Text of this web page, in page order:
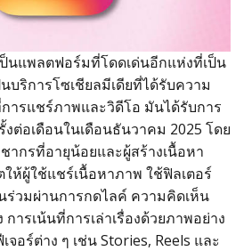
นแพลตฟอร์มที่โดดเด่นอีกแห่งที่เป็น
บริการโซเชียลมีเดียที่ได้รับความ
ารแชร์ภาพและวิดีโอ มันได้รับการ
ต่อเดือนในเดือนธันวาคม 2025 โดย
ากรที่อายุน้อยและผู้สร้างเนื้อหา
ห้ผู้ใช้แชร์เนื้อหาภาพ ใช้ฟิลเตอร์
ร่วมผ่านการกดไลค์ ความคิดเห็น
ารเน้นที่การเล่าเรื่องด้วยภาพอย่าง
จอร์ต่าง ๆ เช่น Stories, Reels และ